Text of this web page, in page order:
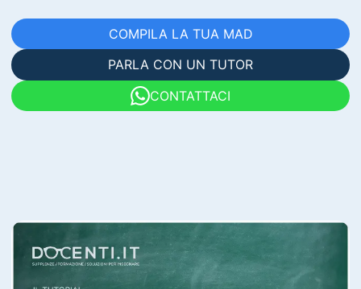
COMPILA LA TUA MAD
PARLA CON UN TUTOR
CONTATTACI